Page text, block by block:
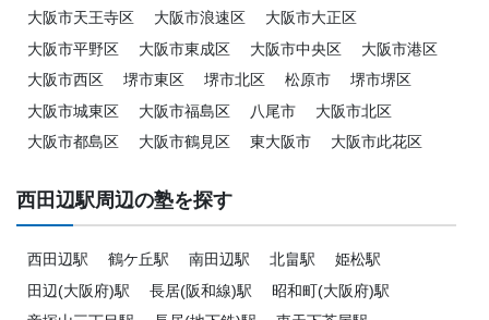
大阪市天王寺区
大阪市浪速区
大阪市大正区
大阪市平野区
大阪市東成区 大阪市中央区
大阪市港区
大阪市西区
堺市東区 堺市北区 松原市
堺市堺区
大阪市城東区
大阪市福島区 八尾市
大阪市北区
大阪市都島区
大阪市鶴見区 東大阪市 大阪市此花区
西田辺駅周辺の塾を探す
西田辺駅 鶴ケ丘駅 南田辺駅 北畠駅
姫松駅
田辺(大阪府)駅
長居(阪和線)駅
昭和町(大阪府)駅